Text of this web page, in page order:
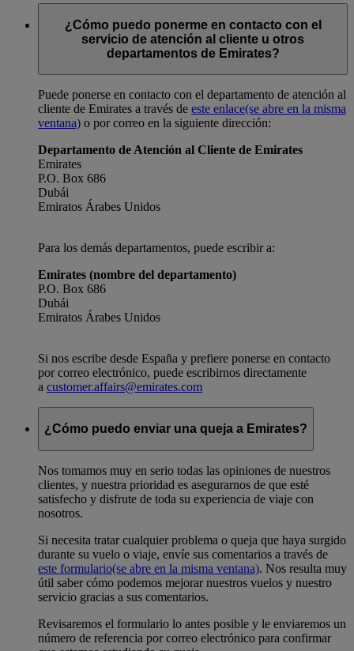
¿Cómo puedo ponerme en contacto con el
servicio de atención al cliente u otros
departamentos de Emirates?
Puede ponerse en contacto con el departamento de atención al
cliente de Emirates a través de este enlace(se abre en la misma
ventana) o por correo en la siguiente dirección:
Departamento de Atención al Cliente de Emirates
Emirates
P.O. Box 686
Dubái
Emiratos Árabes Unidos
Para los demás departamentos, puede escribir a:
Emirates (nombre del departamento)
P.O. Box 686
Dubái
Emiratos Árabes Unidos
Si nos escribe desde España y prefiere ponerse en contacto
por correo electrónico, puede escribirnos directamente
a customer.affairs@emirates.com
¿Cómo puedo enviar una queja a Emirates?
Nos tomamos muy en serio todas las opiniones de nuestros
clientes, y nuestra prioridad es asegurarnos de que esté
satisfecho y disfrute de toda su experiencia de viaje con
nosotros.
Si necesita tratar cualquier problema o queja que haya surgido
durante su vuelo o viaje, envíe sus comentarios a través de
este formulario(se abre en la misma ventana). Nos resulta muy
útil saber cómo podemos mejorar nuestros vuelos y nuestro
servicio gracias a sus comentarios.
Revisaremos el formulario lo antes posible y le enviaremos un
número de referencia por correo electrónico para confirmar